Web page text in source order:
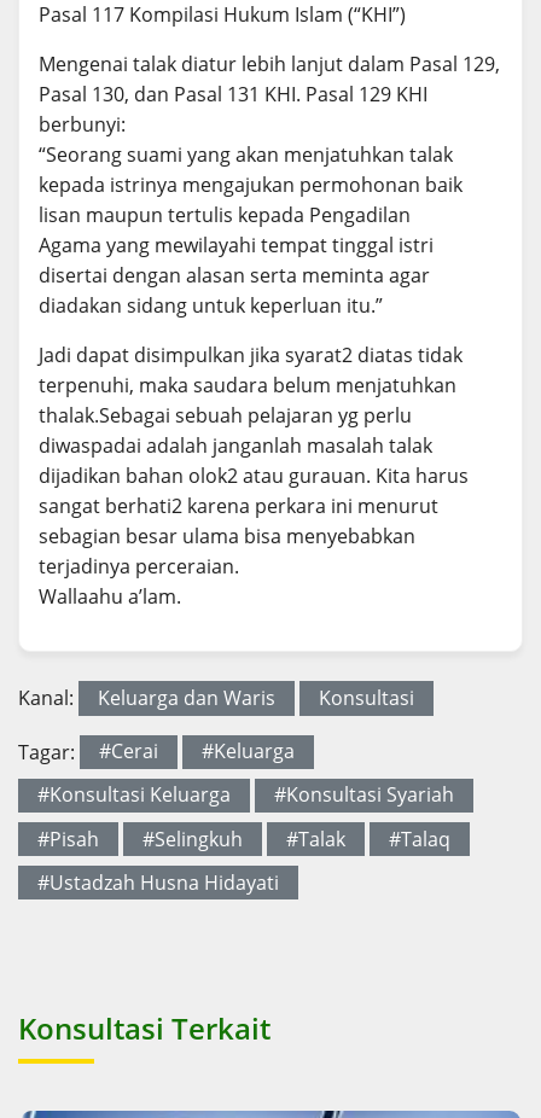
Pasal 117 Kompilasi Hukum Islam (“KHI”)
Mengenai talak diatur lebih lanjut dalam Pasal 129,
Pasal 130, dan Pasal 131 KHI. Pasal 129 KHI
berbunyi:
“Seorang suami yang akan menjatuhkan talak
kepada istrinya mengajukan permohonan baik
lisan maupun tertulis kepada Pengadilan
Agama yang mewilayahi tempat tinggal istri
disertai dengan alasan serta meminta agar
diadakan sidang untuk keperluan itu.”
Jadi dapat disimpulkan jika syarat2 diatas tidak
terpenuhi, maka saudara belum menjatuhkan
thalak.Sebagai sebuah pelajaran yg perlu
diwaspadai adalah janganlah masalah talak
dijadikan bahan olok2 atau gurauan. Kita harus
sangat berhati2 karena perkara ini menurut
sebagian besar ulama bisa menyebabkan
terjadinya perceraian.
Wallaahu a’lam.
Kanal: Keluarga dan Waris Konsultasi
Tagar: #Cerai
#Keluarga
#Konsultasi Keluarga
#Konsultasi Syariah
#Pisah
#Selingkuh #Talak
#Talaq
#Ustadzah Husna Hidayati
Konsultasi Terkait